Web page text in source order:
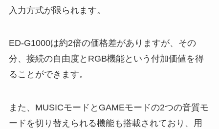
入力方式が限られます。
ED-G1000は約2倍の価格差がありますが、その
分、接続の自由度とRGB機能という付加価値を得
ることができます。
また、MUSICモードとGAMEモードの2つの音質モ
ードを切り替えられる機能も搭載されており、用